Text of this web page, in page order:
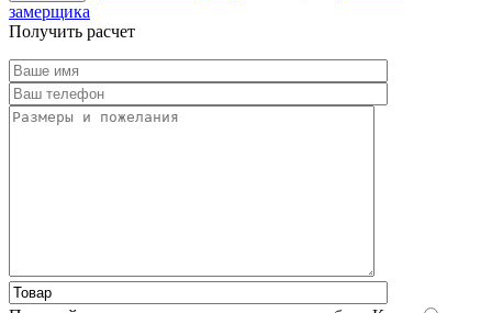
замерщика
Получить расчет